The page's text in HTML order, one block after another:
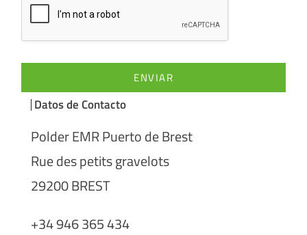
ENVIAR
Datos de Contacto
Polder EMR Puerto de Brest
Rue des petits gravelots
29200 BREST
+34 946 365 434